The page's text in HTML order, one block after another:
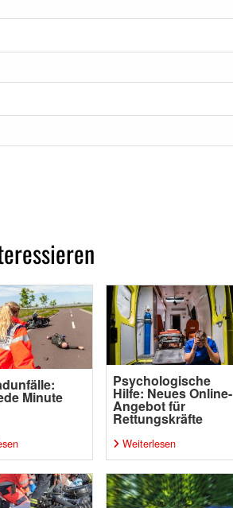
Minute
Psychologische
Hilfe: Neues Online-
Angebot für
Rettungskräfte
Weiterlesen